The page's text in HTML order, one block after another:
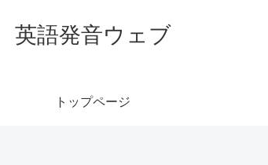
英語発音ウェブ
トップページ